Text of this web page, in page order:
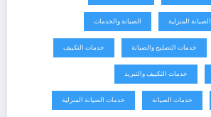
الصيانة المنزلية الصيانة والخدمات
خدمات التصليح والصيانة خدمات التكييف
خدمات التكييف والتبريد
خدمات الصيانة خدمات الصيانة المنزلية